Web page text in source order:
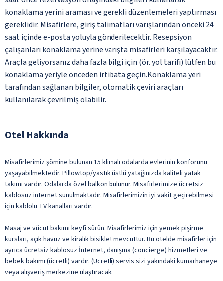
konaklama yerini araması ve gerekli düzenlemeleri yaptırması
gereklidir. Misafirlere, giriş talimatları varışlarından önceki 24
saat içinde e-posta yoluyla gönderilecektir. Resepsiyon
çalışanları konaklama yerine varışta misafirleri karşılayacaktır.
Araçla geliyorsanız daha fazla bilgi için (ör. yol tarifi) lütfen bu
konaklama yeriyle önceden irtibata geçin.Konaklama yeri
tarafından sağlanan bilgiler, otomatik çeviri araçları
kullanılarak çevrilmiş olabilir.
Otel Hakkında
Misafirlerimiz şömine bulunan 15 klimalı odalarda evlerinin konforunu
yaşayabilmektedir. Pillowtop/yastık üstlü yatağınızda kaliteli yatak
takımı vardır. Odalarda özel balkon bulunur. Misafirlerimize ücretsiz
kablosuz internet sunulmaktadır. Misafirlerimizin iyi vakit geçirebilmesi
için kablolu TV kanalları vardır.
Masaj ve vücut bakımı keyfi sürün. Misafirlerimiz için yemek pişirme
kursları, açık havuz ve kiralık bisiklet mevcuttur. Bu otelde misafirler için
ayrıca ücretsiz kablosuz İnternet, danışma (concierge) hizmetleri ve
bebek bakımı (ücretli) vardır. (Ücretli) servis sizi yakındaki kumarhaneye
veya alışveriş merkezine ulaştıracak.